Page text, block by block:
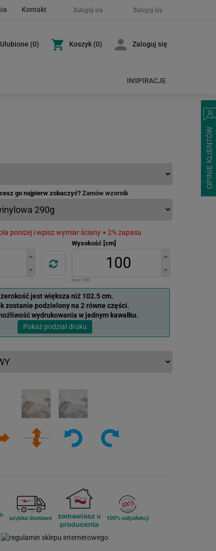
Zaloguj się
Zaloguj się
Kontakt
Ulubione (0) Koszyk (0) Zaloguj się
INSPIRACJE
go najpierw zobaczyć?Zamów wzornik
poniżej i wpisz wymiar ściany + 2% zapasu
Wysokość [cm]
max: 640
jest większa niż 102.5 cm.
zostanie podzielony na 2 równe części.
wydrukowania w jednym kawałku.
Pokaż podział druku